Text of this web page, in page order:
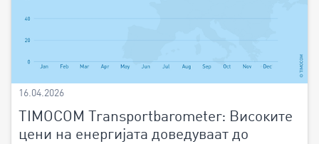
16.04.2026
TIMOCOM Transportbarometer: Високите
цени на енергијата доведуваат до